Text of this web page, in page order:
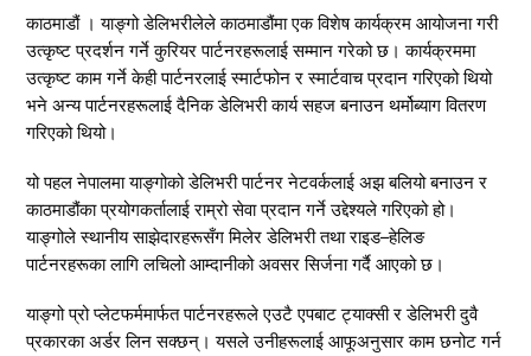
काठमाडौं । याङ्गो डेलिभरीलेले काठमाडौंमा एक विशेष कार्यक्रम आयोजना गरी
उत्कृष्ट प्रदर्शन गर्ने कुरियर पार्टनरहरूलाई सम्मान गरेको छ। कार्यक्रममा
उत्कृष्ट काम गर्ने केही पार्टनरलाई स्मार्टफोन र स्मार्टवाच प्रदान गरिएको थियो
भने अन्य पार्टनरहरूलाई दैनिक डेलिभरी कार्य सहज बनाउन थर्मोब्याग वितरण
गरिएको थियो।
यो पहल नेपालमा याङ्गोको डेलिभरी पार्टनर नेटवर्कलाई अझ बलियो बनाउन र
काठमाडौंका प्रयोगकर्तालाई राम्रो सेवा प्रदान गर्ने उद्देश्यले गरिएको हो।
याङ्गोले स्थानीय साझेदारहरूसँग मिलेर डेलिभरी तथा राइड–हेलिङ
पार्टनरहरूका लागि लचिलो आम्दानीको अवसर सिर्जना गर्दै आएको छ।
याङ्गो प्रो प्लेटफर्ममार्फत पार्टनरहरूले एउटै एपबाट ट्याक्सी र डेलिभरी दुवै
प्रकारका अर्डर लिन सक्छन्। यसले उनीहरूलाई आफूअनुसार काम छनोट गर्न